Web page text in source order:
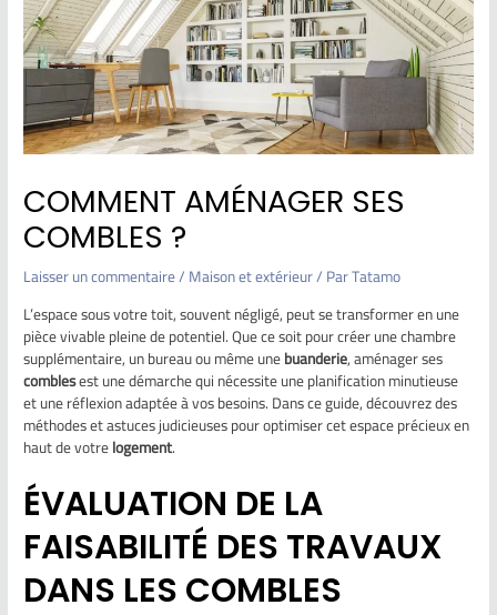
COMMENT AMÉNAGER SES
COMBLES ?
Laisser un commentaire/Maison et extérieur/ ParTatamo
L’espace sous votre toit, souvent négligé, peut se transformer en une
pièce vivable pleine de potentiel. Que ce soit pour créer une chambre
supplémentaire, un bureau ou même unebuanderie, aménager ses
comblesest une démarche qui nécessite une planification minutieuse
et une réflexion adaptée à vos besoins. Dans ce guide, découvrez des
méthodes et astuces judicieuses pour optimiser cet espace précieux en
haut de votrelogement.
ÉVALUATION DE LA
FAISABILITÉ DES TRAVAUX
DANS LES COMBLES